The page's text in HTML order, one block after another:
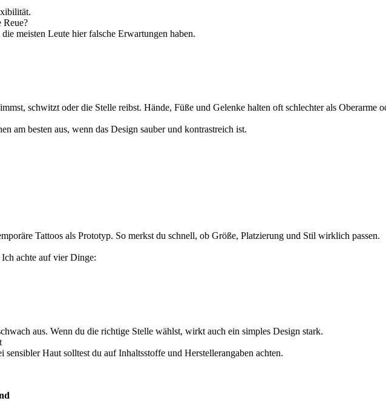
Reue?
meisten Leute hier falsche Erwartungen haben.
schwitzt oder die Stelle reibst. Hände, Füße und Gelenke halten oft schlechter als Oberarme
am besten aus, wenn das Design sauber und kontrastreich ist.
Tattoos als Prototyp. So merkst du schnell, ob Größe, Platzierung und Stil wirklich passen.
achte auf vier Dinge:
aus. Wenn du die richtige Stelle wählst, wirkt auch ein simples Design stark.
Haut solltest du auf Inhaltsstoffe und Herstellerangaben achten.